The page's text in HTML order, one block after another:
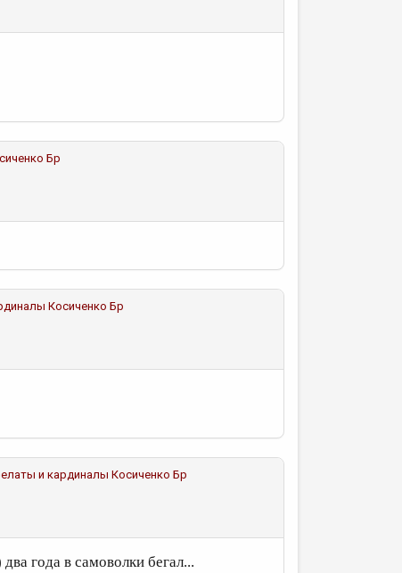
Бр
Косиченко Бр
и кардиналы Косиченко Бр
года в самоволки бегал...